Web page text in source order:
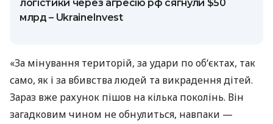
логістики через агресію рф сягнули $50
млрд – UkraineInvest
«За мінування територій, за удари по об‘єктах, так
само, як і за вбивства людей та викрадення дітей.
Зараз вже рахунок пішов на кілька поколінь. Він
загадковим чином не обнулиться, навпаки —